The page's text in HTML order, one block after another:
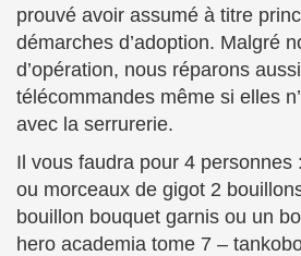
prouvé avoir assumé à titre
démarches d’adoption. Malgré
d’opération, nous réparons
télécommandes même si elles
avec la serrurerie.
Il vous faudra pour 4 personnes
ou morceaux de gigot 2
bouillon bouquet garnis ou un
hero academia tome 7 –